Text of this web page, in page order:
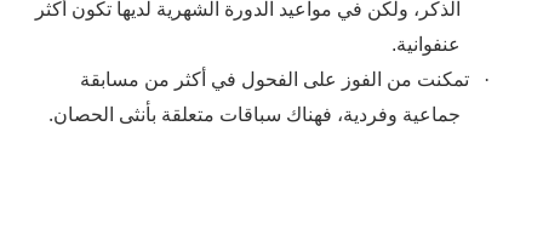
الذكر ، ولكن في مواعيد الدورة الشهرية لديها تكون أكثر
عنفوانية.
·
تمكنت من الفوز على الفحول في أكثر من مسابقة
جماعية وفردية، فهناك سباقات متعلقة بأنثى الحصان.